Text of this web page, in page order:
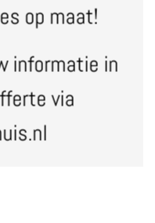
op maat!
informatie in
via